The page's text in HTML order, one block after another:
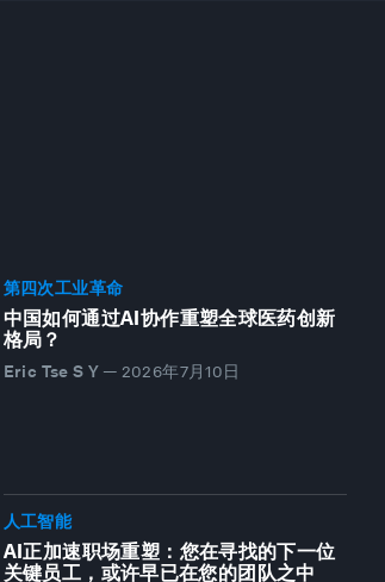
第四次工业革命
中国如何通过AI协作重塑全球医药创新
格局？
Eric Tse S Y — 2026年7月10日
人工智能
AI正加速职场重塑：您在寻找的下一位
关键员工，或许早已在您的团队之中